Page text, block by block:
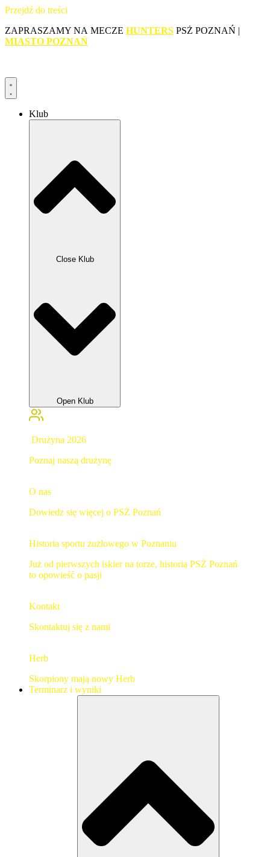
Przejdź do treści
ZAPRASZAMY NA MECZE HUNTERS PSŻ POZNAŃ |
MIASTO POZNAŃ
Klub
Close Klub
Open Klub
Drużyna 2026
Poznaj naszą drużynę
O nas
Dowiedz się więcej o PSŻ Poznań
Historia sportu żużlowego w Poznaniu
Już od pierwszych iskier na torze, historia PSŻ Poznań
to opowieść o pasji
Kontakt
Skontaktuj się z nami
Herb
Skorpiony mają nowy Herb
Terminarz i wyniki